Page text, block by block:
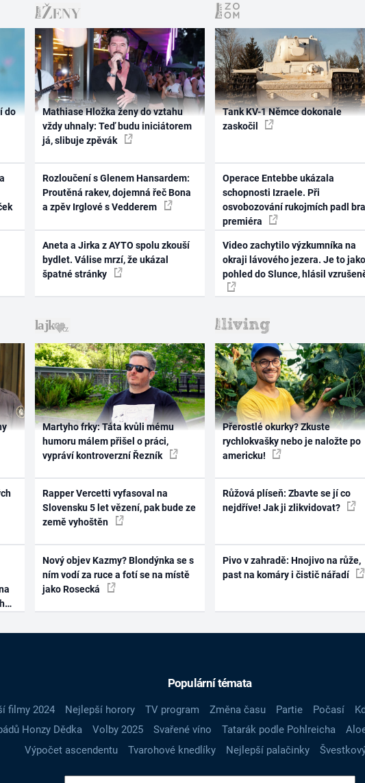
do
Mathiase Hložka ženy do vztahu
vždy uhnaly: Teď budu iniciátorem
já, slibuje zpěvák
Rozloučení s Glenem Hansardem:
Proutěná rakev, dojemná řeč Bona
a zpěv Irglové s Vedderem
Aneta a Jirka z AYTO spolu zkouší
bydlet. Válise mrzí, že ukázal
špatné stránky
Tank KV-1 Němce dokonale
zaskočil
Operace Entebbe ukázala
schopnosti Izraele. Při
osvobozování rukojmích padl
premiéra
Video zachytilo výzkumníka na
okraji lávového jezera. Je to jako
pohled do Slunce, hlásil
Martyho frky: Táta kvůli mému
humoru málem přišel o práci,
vypráví kontroverzní Řezník
Rapper Vercetti vyfasoval na
Slovensku 5 let vězení, pak bude ze
země vyhoštěn
Nový objev Kazmy? Blondýnka se s
ním vodí za ruce a fotí se na místě
jako Rosecká
Přerostlé okurky? Zkuste
rychlokvašky nebo je naložte po
americku!
Růžová plíseň: Zbavte se jí co
nejdříve! Jak ji zlikvidovat?
Pivo v zahradě: Hnojivo na růže,
past na komáry i čistič nářadí
Populární témata
filmy 2024 Nejlepší horory TV program Změna času Partie Počasí
Honzy Dědka Volby 2025 Svařené víno Tatarák podle Pohlreicha
Výpočet ascendentu
Tvarohové knedlíky Nejlepší palačinky